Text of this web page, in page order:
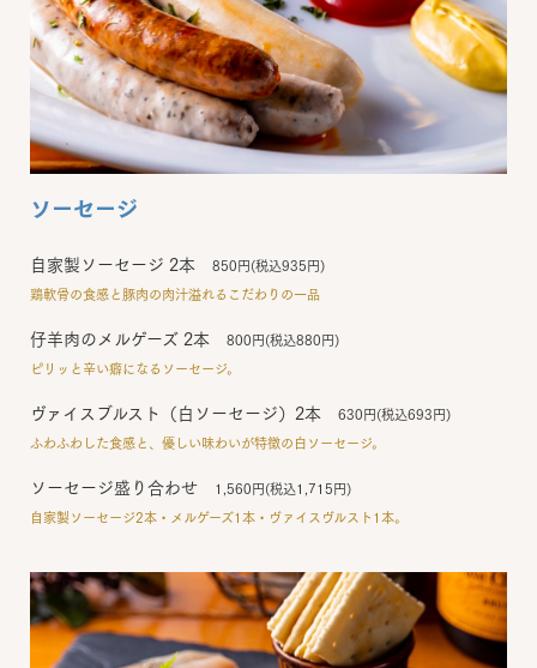
ソーセージ
自家製ソーセージ 2本
850円(税込935円)
鶏軟骨の食感と豚肉の肉汁溢れるこだわりの一品
仔羊肉のメルゲーズ 2本
800円(税込880円)
ピリッと辛い癖になるソーセージ。
ヴァイスブルスト（白ソーセージ）2本
630円(税込693円)
ふわふわした食感と、優しい味わいが特徴の白ソーセージ。
ソーセージ盛り合わせ
1,560円(税込1,715円)
自家製ソーセージ2本・メルゲーズ1本・ヴァイスヴルスト1本。